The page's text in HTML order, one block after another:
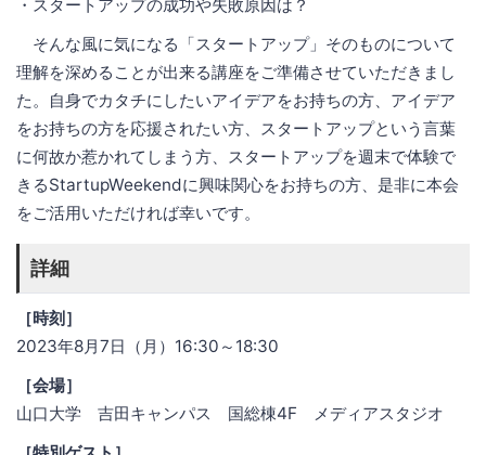
・スタートアップの成功や失敗原因は？
そんな風に気になる「スタートアップ」そのものについて
理解を深めることが出来る講座をご準備させていただきまし
た。自身でカタチにしたいアイデアをお持ちの方、アイデア
をお持ちの方を応援されたい方、スタートアップという言葉
に何故か惹かれてしまう方、スタートアップを週末で体験で
きるStartupWeekendに興味関心をお持ちの方、是非に本会
をご活用いただければ幸いです。
詳細
［時刻］
2023年8月7日（月）16:30～18:30
［会場］
山口大学 吉田キャンパス 国総棟4F メディアスタジオ